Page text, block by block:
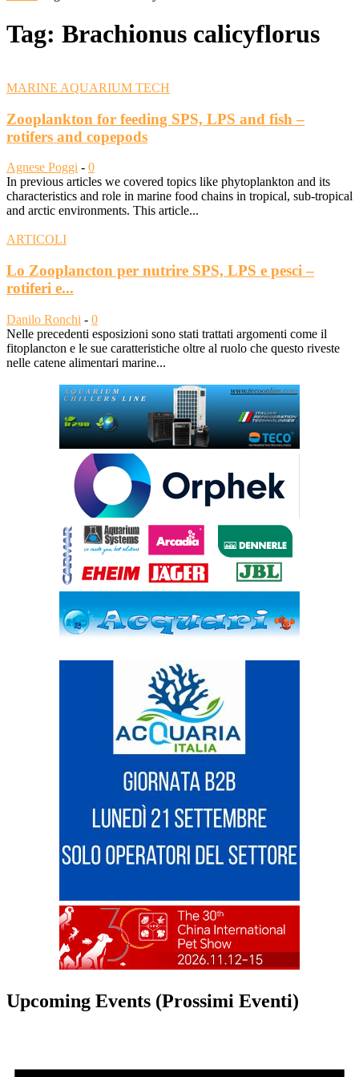
Tag: Brachionus calicyflorus
MARINE AQUARIUM TECH
Zooplankton for feeding SPS, LPS and fish –
rotifers and copepods
Agnese Poggi - 0
In previous articles we covered topics like phytoplankton and its
characteristics and role in marine food chains in tropical, sub-tropical
and arctic environments. This article...
ARTICOLI
Lo Zooplancton per nutrire SPS, LPS e pesci –
rotiferi e...
Danilo Ronchi - 0
Nelle precedenti esposizioni sono stati trattati argomenti come il
fitoplancton e le sue caratteristiche oltre al ruolo che questo riveste
nelle catene alimentari marine...
Upcoming Events (Prossimi Eventi)